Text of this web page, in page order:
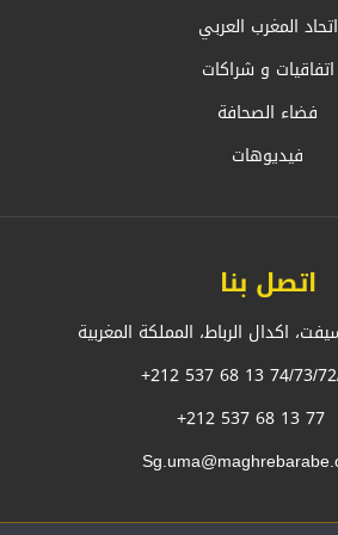
اتحاد المغرب العربي
اتفاقيات و شراكات
فضاء الصحافة
فيديوهات
اتصل بنا
77 13 68 537 212+